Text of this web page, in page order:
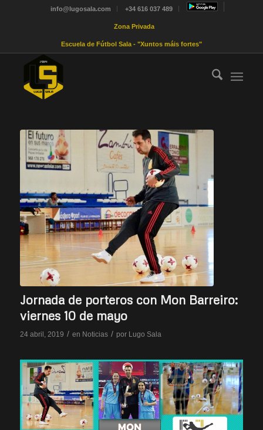
info@lugosala.com +34 616 037 489
Zona Privada
Escuela de Fútbol Sala - "Xuntos máis fortes"
Jornada de porteros con Mon Barreiro:
viernes 10 de mayo
24 abril, 2019 / en Noticias / por Lugo Sala